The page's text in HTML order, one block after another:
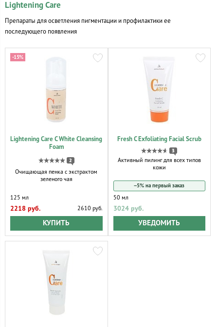
Lightening Care
Препараты для осветления пигментации и профилактики ее
последующего появления
Lightening Care C White Cleansing
Foam
2
Очищающая пенка с экстрактом
зеленого чая
-15%
125 мл
2218 руб. 2610 руб.
КУПИТЬ
Fresh C Exfoliating Facial Scrub
3
Активный пилинг для всех типов
кожи
−5% на первый заказ
50 мл
3024 руб.
УВЕДОМИТЬ